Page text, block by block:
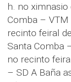
h. no ximnasio
Comba – VTM
recinto feiral
Santa Comba
no recinto
– SD A Baña